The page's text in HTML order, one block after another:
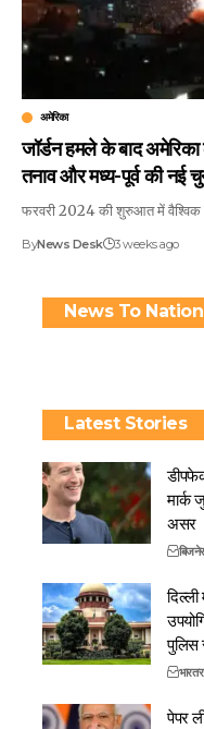
अमेरिका
जॉर्डन हमले के बाद अमेरिका
तनाव और मध्य-पूर्व की नई
फरवरी 2024 की शुरुआत में वैश्विक
ByNews Desk 3 weeks ago
News To Nation
Latest Stories
मार्क
असर
पुलिस
भारत
पेपर